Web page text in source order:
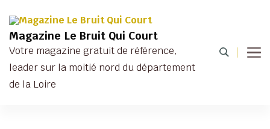
Magazine Le Bruit Qui Court
Votre magazine gratuit de référence,
leader sur la moitié nord du département
de la Loire